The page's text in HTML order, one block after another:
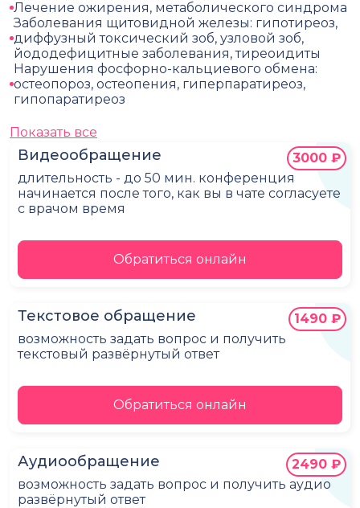
Видеообращение
длительность - до 50 мин. конференция
начинается после того, как вы в чате согласуете
с врачом время
3000 ₽
Обратиться онлайн
Текстовое обращение
возможность задать вопрос и получить
текстовый развёрнутый ответ
1490 ₽
Обратиться онлайн
Аудиообращение
возможность задать вопрос и получить аудио
развёрнутый ответ
2490 ₽
Лечение ожирения, метаболического синдрома
Заболевания щитовидной железы: гипотиреоз,
диффузный токсический зоб, узловой зоб,
йододефицитные заболевания, тиреоидиты
Нарушения фосфорно-кальциевого обмена:
остеопороз, остеопения, гиперпаратиреоз,
гипопаратиреоз
Показать все